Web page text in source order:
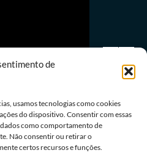
de
usamos tecnologias como cookies
do dispositivo. Consentir com essas
como comportamento de
Não consentir ou retirar o
certos recursos e funções.
para registrarem